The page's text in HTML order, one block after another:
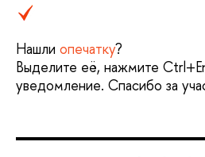
Нашли опечатку?
Выделите её, нажмите
уведомление. Спасибо за